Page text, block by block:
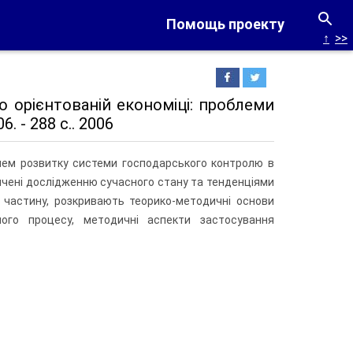
Помощь проекту
↑ >>
економіці: проблеми
- 288 с.. 2006
розвитку системи господарського контролю в
дослідженню сучасного стану та тенденціями
розкривають теорико-методичні основи
процесу, методичні аспекти застосування